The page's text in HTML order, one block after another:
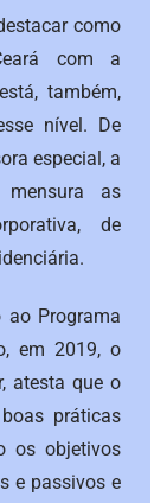
como
com a
também,
nível. De
especial, a
mensura as
de
ao Programa
em 2019, o
atesta que o
práticas
os objetivos
e passivos e